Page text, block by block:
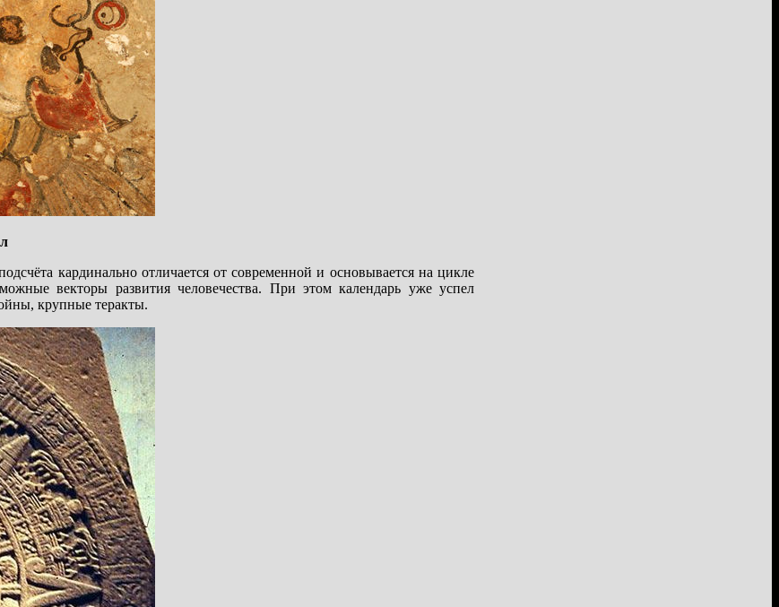
кардинально отличается от современной и основывается на цикле
векторы развития человечества. При этом календарь уже успел
крупные теракты.